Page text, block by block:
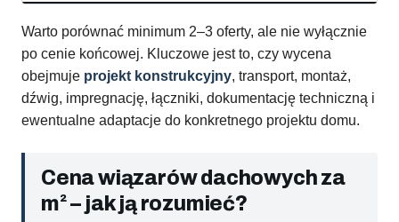
Warto porównać minimum 2–3 oferty, ale nie wyłącznie
po cenie końcowej. Kluczowe jest to, czy wycena
obejmuje projekt konstrukcyjny, transport, montaż,
dźwig, impregnację, łączniki, dokumentację techniczną i
ewentualne adaptacje do konkretnego projektu domu.
Cena wiązarów dachowych za
m² – jak ją rozumieć?